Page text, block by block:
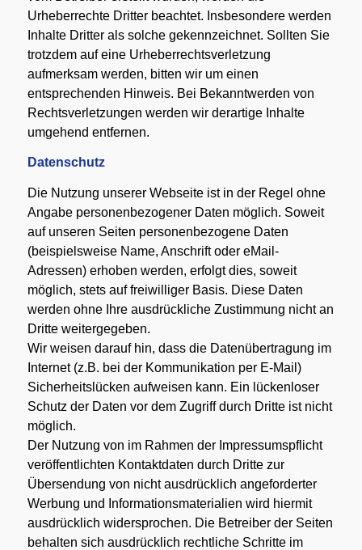
Urheberrechte Dritter beachtet. Insbesondere werden
Inhalte Dritter als solche gekennzeichnet. Sollten Sie
trotzdem auf eine Urheberrechtsverletzung
aufmerksam werden, bitten wir um einen
entsprechenden Hinweis. Bei Bekanntwerden von
Rechtsverletzungen werden wir derartige Inhalte
umgehend entfernen.
Datenschutz
Die Nutzung unserer Webseite ist in der Regel ohne
Angabe personenbezogener Daten möglich. Soweit
auf unseren Seiten personenbezogene Daten
(beispielsweise Name, Anschrift oder eMail-
Adressen) erhoben werden, erfolgt dies, soweit
möglich, stets auf freiwilliger Basis. Diese Daten
werden ohne Ihre ausdrückliche Zustimmung nicht an
Dritte weitergegeben.
Wir weisen darauf hin, dass die Datenübertragung im
Internet (z.B. bei der Kommunikation per E-Mail)
Sicherheitslücken aufweisen kann. Ein lückenloser
Schutz der Daten vor dem Zugriff durch Dritte ist nicht
möglich.
Der Nutzung von im Rahmen der Impressumspflicht
veröffentlichten Kontaktdaten durch Dritte zur
Übersendung von nicht ausdrücklich angeforderter
Werbung und Informationsmaterialien wird hiermit
ausdrücklich widersprochen. Die Betreiber der Seiten
behalten sich ausdrücklich rechtliche Schritte im